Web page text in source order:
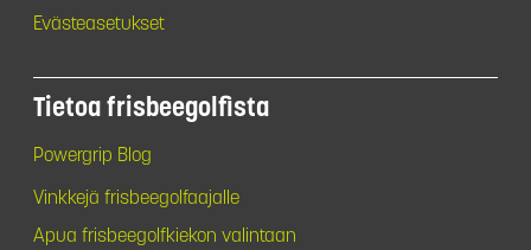
Evästeasetukset
Tietoa frisbeegolfista
Powergrip Blog
Vinkkejä frisbeegolfaajalle
Apua frisbeegolfkiekon valintaan